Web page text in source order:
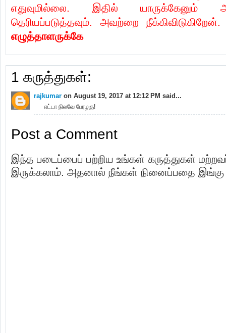
எதுவுமில்லை. இதில் யாருக்கேனும்
தெரியப்படுத்தவும். அவற்றை
எழுத்தாளருக்கே
1 கருத்துகள்:
rajkumar on August 19, 2017 at 12:12 PM said...
எட்டா நிலவே பேரழகு!
Post a Comment
இந்த படைப்பைப் பற்றிய உங்கள் கருத்துகள்
இருக்கலாம். அதனால் நீங்கள் நினைப்பதை இங்கு